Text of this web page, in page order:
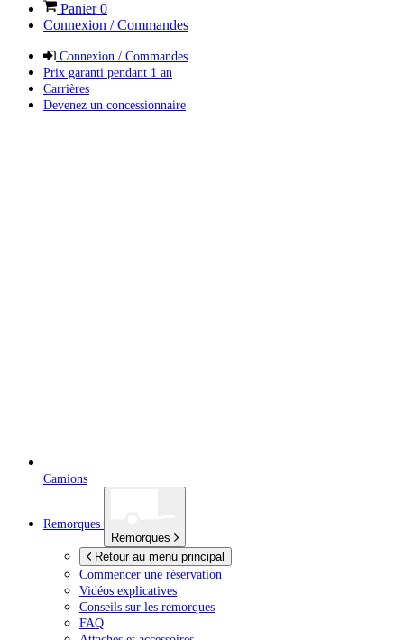
Panier0
Connexion / Commandes
Connexion / Commandes
Prix garanti pendant 1 an
Carrières
Devenez un concessionnaire
Camions
Remorques
Remorques
Retour au menu principal
Commencer une réservation
Vidéos explicatives
Conseils sur les remorques
FAQ